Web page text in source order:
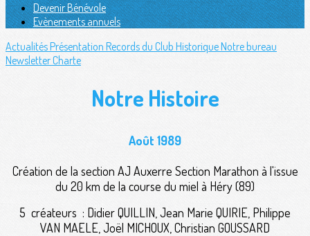
Devenir Bénévole
Evènements annuels
ActualitésPrésentation Records du Club HistoriqueNotre bureau
NewsletterCharte
Notre Histoire
Août 1989
Création de la section AJ Auxerre Section Marathon à l'issue
du 20 km de la course du miel à Héry (89)
5 créateurs : Didier QUILLIN, Jean Marie QUIRIE, Philippe
VAN MAELE, Joël MICHOUX, Christian GOUSSARD